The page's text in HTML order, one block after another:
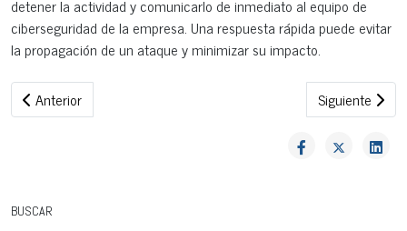
detener la actividad y comunicarlo de inmediato al equipo de
ciberseguridad de la empresa. Una respuesta rápida puede evitar
la propagación de un ataque y minimizar su impacto.
Artículo anterior: Konica Minolta amplía su gama bizhub
Anterior Artículo
Siguiente
BUSCAR